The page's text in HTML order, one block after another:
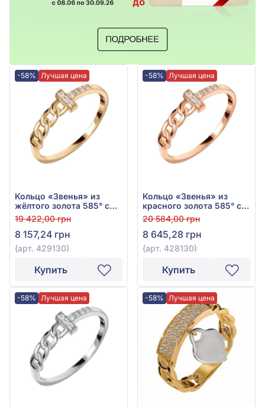
-58% Лучшая цена
Кольцо «Звенья» из
жёлтого золота 585° с
фианитом, арт. 429130
19 422,00 грн
8 157,24 грн
(арт. 429130)
Купить
-58% Лучшая цена
Кольцо «Звенья» из
красного золота 585° с
фианитом, арт. 428130
20 584,00 грн
8 645,28 грн
(арт. 428130)
Купить
-58% Лучшая цена -58% Лучшая цена